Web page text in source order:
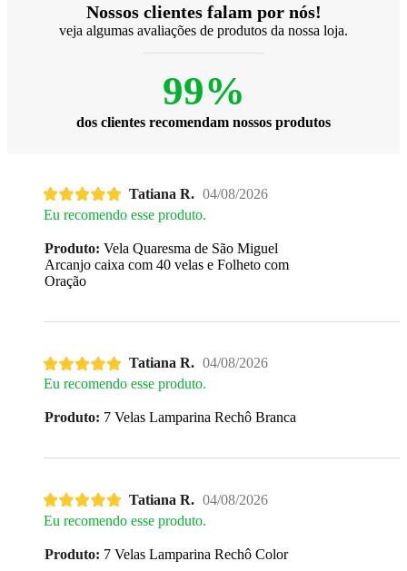
Nossos clientes falam por nós!
veja algumas avaliações de produtos da nossa loja.
99%
dos clientes recomendam nossos produtos
Tatiana R. 04/08/2026
Eu recomendo esse produto.
Produto: Vela Quaresma de São Miguel
Arcanjo caixa com 40 velas e Folheto com
Oração
Tatiana R. 04/08/2026
Eu recomendo esse produto.
Produto: 7 Velas Lamparina Rechô Branca
Tatiana R. 04/08/2026
Eu recomendo esse produto.
Produto: 7 Velas Lamparina Rechô Color